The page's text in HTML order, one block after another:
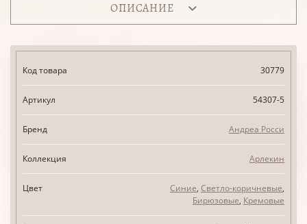
ОПИСАНИЕ
Код товара 30779
Артикул 54307-5
Бренд Андреа Росси
Коллекция Арлекин
Цвет Синие, Светло-коричневые,
Бирюзовые, Кремовые